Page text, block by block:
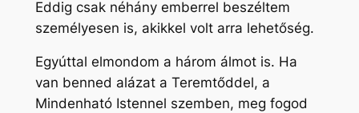
Eddig csak néhány emberrel beszéltem
személyesen is, akikkel volt arra lehetőség.
Egyúttal elmondom a három álmot is. Ha
van benned alázat a Teremtőddel, a
Mindenható Istennel szemben, meg fogod